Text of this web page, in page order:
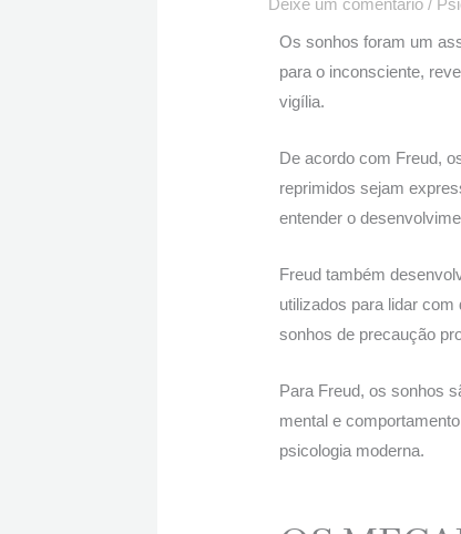
Os sonhos foram um
para o inconsciente,
vigília.
De acordo com Freud,
reprimidos sejam
entender o
Freud também
utilizados para lidar
sonhos de precaução
Para Freud, os sonhos
mental e
psicologia moderna.